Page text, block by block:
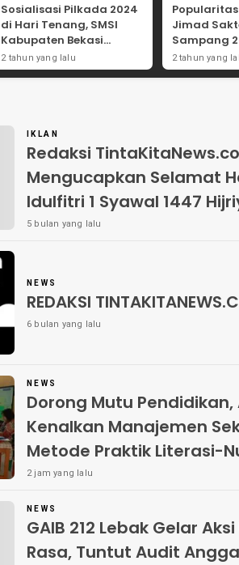
Sosialisasi Pilkada 2024
di Hari Tenang, SMSI
Kabupaten Bekasi
Dorong Angka
Partisipasi Masyarakat
2 tahun yang lalu
Jimad
Sampang
Didorong
Populis
2 tahun yang
IKLAN
Redaksi
Mengucapkan Selamat
Idulfitri 1 Syawal 1447
5 bulan yang lalu
NEWS
REDAKSI
6 bulan yang lalu
NEWS
Dorong Mutu Pendidikan,
Kenalkan Manajemen
Metode Praktik Literasi-
Leuwidamar
2 jam yang lalu
NEWS
GAIB 212 Lebak Gelar
Rasa, Tuntut Audit